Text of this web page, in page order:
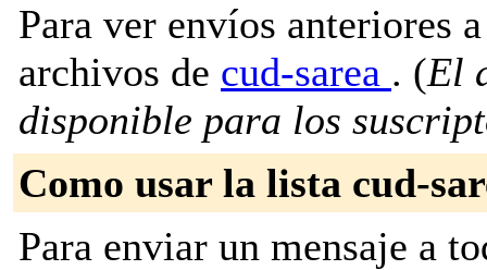
Para ver envíos anteriores
archivos de cud-sarea . (El
disponible para los
Como usar la lista cud-
Para enviar un mensaje a